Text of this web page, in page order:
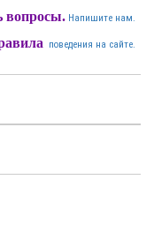
вопросы. Напишите нам.
поведения на сайте.